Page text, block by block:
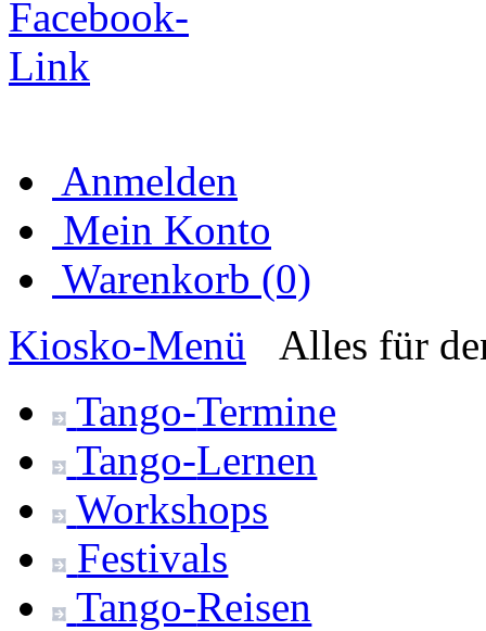
Anmelden
Mein Konto
Warenkorb (0)
Kiosko-Menü
Alles für
Tango-Termine
Tango-Lernen
Workshops
Festivals
Tango-Reisen